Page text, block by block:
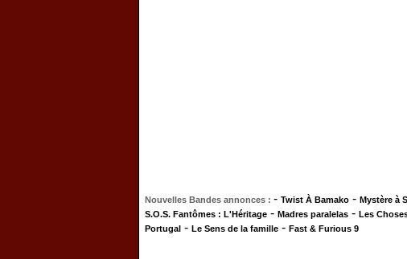
Nouvelles Bandes annonces : - Twist À Bamako - Mystère à
S.O.S. Fantômes : L'Héritage - Madres paralelas - Les
Portugal - Le Sens de la famille - Fast & Furious 9